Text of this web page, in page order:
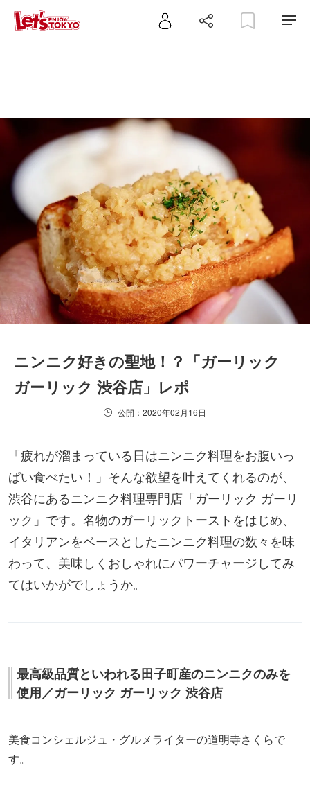
ニンニク好きの聖地！？「ガーリック
ガーリック 渋谷店」レポ
公開：2020年02月16日
「疲れが溜まっている日はニンニク料理をお腹いっ
ぱい食べたい！」そんな欲望を叶えてくれるのが、
渋谷にあるニンニク料理専門店「ガーリック ガーリ
ック」です。名物のガーリックトーストをはじめ、
イタリアンをベースとしたニンニク料理の数々を味
わって、美味しくおしゃれにパワーチャージしてみ
てはいかがでしょうか。
最高級品質といわれる田子町産のニンニクのみを
使用／ガーリック ガーリック 渋谷店
美食コンシェルジュ・グルメライターの道明寺さくらで
す。